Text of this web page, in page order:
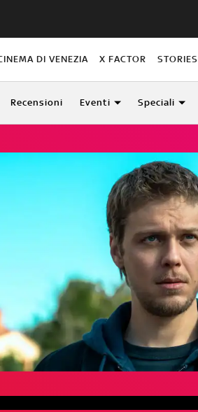
DI VENEZIA X FACTOR STORIES
Recensioni Eventi Speciali